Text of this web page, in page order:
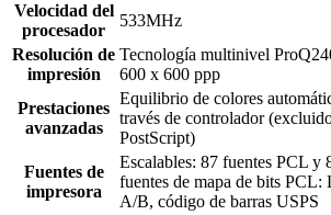
Velocidad del
procesador
533MHz
Resolución de
impresión
Tecnología multinivel
600 x 600 ppp
Prestaciones
avanzadas
Equilibrio de colores
través de controlador
PostScript)
Fuentes de
impresora
Escalables: 87 fuentes PCL y
fuentes de mapa de bits
A/B, código de barras USPS